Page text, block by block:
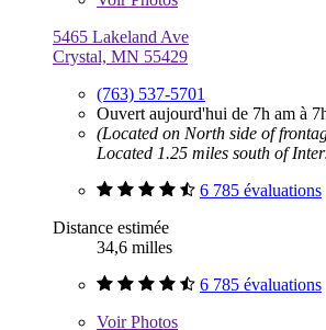
5465 Lakeland Ave
Crystal, MN 55429
(763) 537-5701
Ouvert aujourd'hui de 7h am à
(Located on North side of
Located 1.25 miles south of
6 785 évaluations
Distance estimée
34,6 milles
6 785 évaluations
VoirPhotos